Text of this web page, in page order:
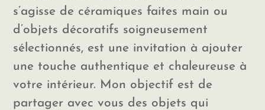
s’agisse de céramiques faites main ou
d’objets décoratifs soigneusement
sélectionnés, est une invitation à ajouter
une touche authentique et chaleureuse à
votre intérieur. Mon objectif est de
partager avec vous des objets qui